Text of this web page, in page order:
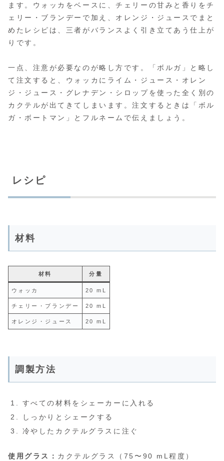
ます。ウォッカをベースに、チェリーの甘みと香りをチ
ェリー・ブランデーで加え、オレンジ・ジュースでまと
めたレシピは、三者がバランスよく引き立てあう仕上が
りです。
一点、注意が必要なのが略し方です。「ボルガ」と略し
て注文すると、ウォッカにライム・ジュース・オレン
ジ・ジュース・グレナデン・シロップを使った全く別の
カクテルが出てきてしまいます。注文するときは「ボル
ガ・ボートマン」とフルネームで伝えましょう。
レシピ
材料
材料 分量
ウォッカ 20 mL
チェリー・ブランデー 20 mL
オレンジ・ジュース 20 mL
調製方法
すべての材料をシェーカーに入れる
しっかりとシェークする
冷やしたカクテルグラスに注ぐ
使用グラス： カクテルグラス（75〜90 mL程度）